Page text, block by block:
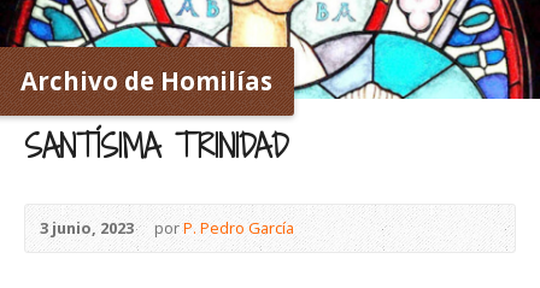
Archivo de Homilías
SANTÍSIMA TRINIDAD
3 junio, 2023 porP. Pedro García